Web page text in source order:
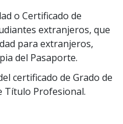
o Certificado de
extranjeros, que
para extranjeros,
del Pasaporte.
certificado de Grado de
Título Profesional.